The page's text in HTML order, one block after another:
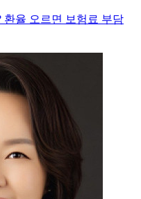
환율 오르면 보험료 부담